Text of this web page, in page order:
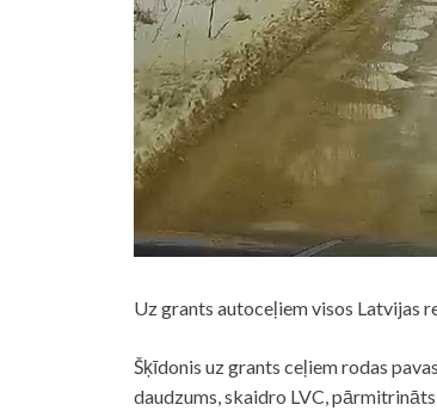
Uz grants autoceļiem visos Latvijas
Šķīdonis uz grants ceļiem rodas
daudzums, skaidro LVC,